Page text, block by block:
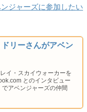
ジャーズに参加したい
リーさんがアベン
イ・スカイウォーカーを
とのインタビュー
アベンジャーズの仲間